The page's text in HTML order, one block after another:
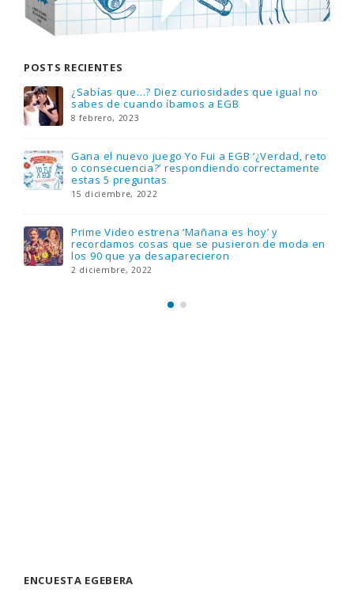
POSTS RECIENTES
Gana una de las cuatro unidades de PLAYMOBIL
que sorteamos: Knight Rider – El coche
fantástico [finalizado]
FlixOlé nos divierte con su colección de
comedias de los 80 y 90 y regalamos tres
suscripciones anuales
Llega el nuevo juego de mesa Yo Fui a EGB:
Verdad, reto o consecuencia, con más
preguntas y atrevidas pruebas
ENCUESTA EGEBERA